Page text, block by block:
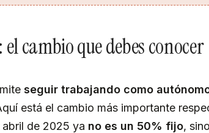
cambio que debes conocer
seguir trabajando como
está el cambio más importante
de 2025 ya no es un 50% fijo,